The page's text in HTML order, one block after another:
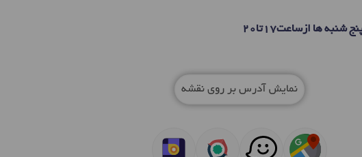
ها ازساعت17تا20
نمایش آدرس بر روی نقشه